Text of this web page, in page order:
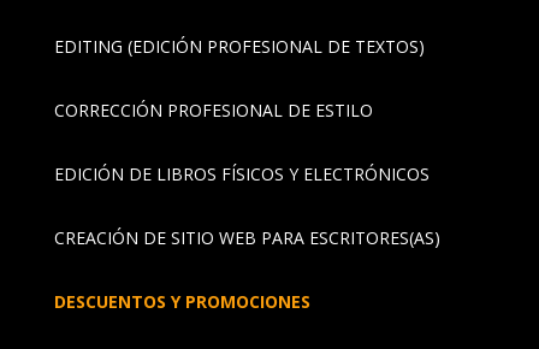
EDITING (EDICIÓN PROFESIONAL DE TEXTOS)
CORRECCIÓN PROFESIONAL DE ESTILO
EDICIÓN DE LIBROS FÍSICOS Y ELECTRÓNICOS
CREACIÓN DE SITIO WEB PARA ESCRITORES(AS)
DESCUENTOS Y PROMOCIONES